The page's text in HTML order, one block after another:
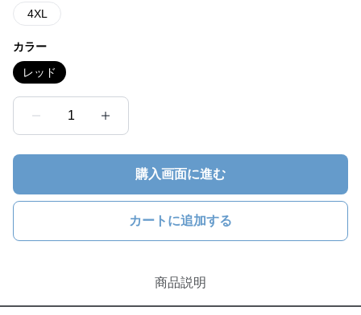
4XL
カラー
レッド
1
購入画面に進む
カートに追加する
商品説明